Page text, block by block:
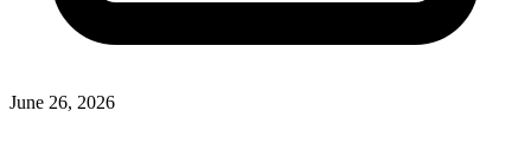
June 26, 2026